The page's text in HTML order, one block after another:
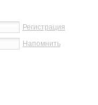
Регистрация
Напомнить